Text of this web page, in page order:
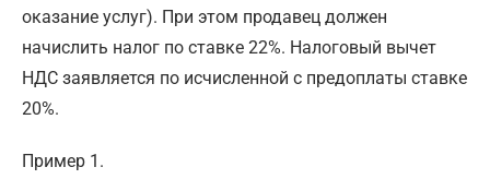
оказание услуг). При этом продавец должен
начислить налог по ставке 22%. Налоговый вычет
НДС заявляется по исчисленной с предоплаты ставке
20%.
Пример 1.